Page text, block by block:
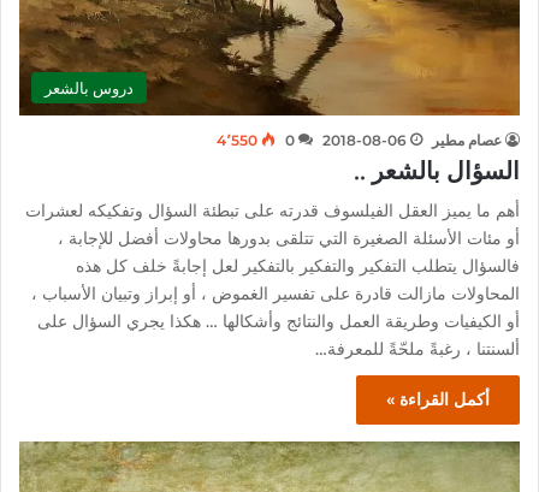
دروس بالشعر
عصام مطير 2018-08-06
0 4٬550
السؤال بالشعر ..
أهم ما يميز العقل الفيلسوف قدرته على تبطئة السؤال وتفكيكه لعشرات
أو مئات الأسئلة الصغيرة التي تتلقى بدورها محاولات أفضل للإجابة ،
فالسؤال يتطلب التفكير والتفكير بالتفكير لعل إجابةً خلف كل هذه
المحاولات مازالت قادرة على تفسير الغموض ، أو إبراز وتبيان الأسباب ،
أو الكيفيات وطريقة العمل والنتائج وأشكالها … هكذا يجري السؤال على
ألسنتنا ، رغبةً ملحّةً للمعرفة…
أكمل القراءة »